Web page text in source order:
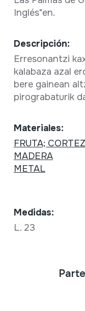
Inglés"en.
Descripción:
Erresonantzi
kalabaza azal
bere gainean
pirograbaturik
Materiales:
FRUTA;
MADERA
METAL
Medidas:
L. 23